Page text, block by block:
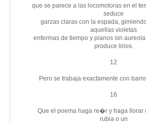
que se parece a las locomotoras en el
seduce
garzas claras con la espada,
aquellas violetas
enfermas de tiempo y pianos sin
produce lirios.
12
Pero se trabaja exactamente con
16
Que el poema haga re�r y haga llorar
rubia o un